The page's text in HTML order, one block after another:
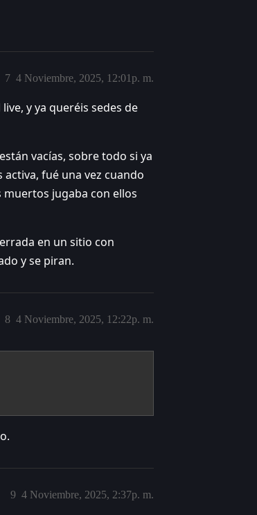
4 Noviembre, 2025, 12:01p. m.
7
y ya queréis sedes de
vacías, sobre todo si ya
activa, fué una vez cuando
jugaba con ellos
en un sitio con
y se piran.
4 Noviembre, 2025, 12:22p. m.
8
4 Noviembre, 2025, 2:37p. m.
9